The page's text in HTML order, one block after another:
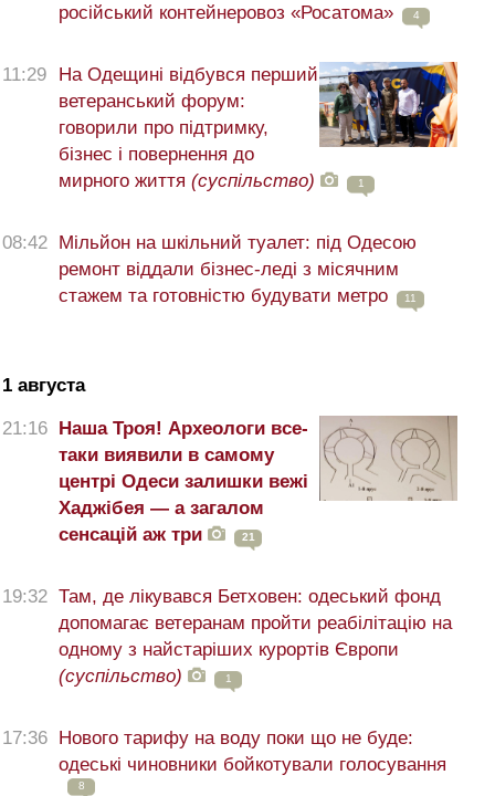
російський контейнеровоз «Росатома»
4
11:29
На Одещині відбувся перший
ветеранський форум:
говорили про підтримку,
бізнес і повернення до
мирного життя (суспільство) 1
08:42 Мільйон на шкільний туалет: під Одесою
ремонт віддали бізнес-леді з місячним
стажем та готовністю будувати метро
11
1 августа
21:16 Наша Троя! Археологи все-
таки виявили в самому
центрі Одеси залишки вежі
Хаджібея — а загалом
сенсацій аж три
21
19:32 Там, де лікувався Бетховен: одеський фонд
допомагає ветеранам пройти реабілітацію на
одному з найстаріших курортів Європи
(суспільство)
1
17:36 Нового тарифу на воду поки що не буде:
одеські чиновники бойкотували голосування
8